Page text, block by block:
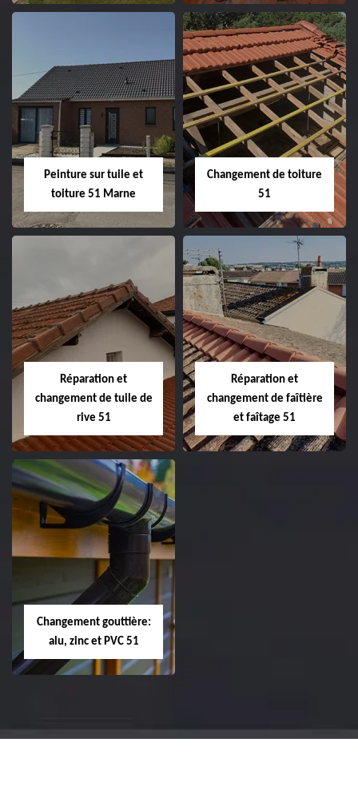
Peintre et peinture
de façade 51
Hydrofuge toiture
51
Peinture sur tuile et
toiture 51 Marne
Peinture sur tuile
et toiture 51
Marne
Changement de toiture
51
Changement de
toiture 51
Réparation et
changement de tuile de
rive 51
Réparation et
changement de
tuile de rive 51
Réparation et
changement de faîtière
et faîtage 51
Changement gouttière:
alu, zinc et PVC 51